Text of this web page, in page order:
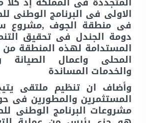
الاولى فى البرنامج الوطنى
فى منطقة الجوف ,مشروع
دومة الجندل فى تحقيق
المستدامة لهذه المنطقة من
المحلى واعمال الصيانة
والخدمات المساندة
وأضاف ان تنظيم ملتقى
المستثمرين والمطورين فى
مشروعات البرنامج الوطنى